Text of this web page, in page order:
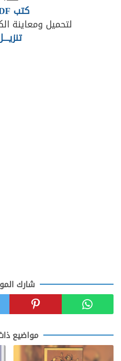
كتب PDF
لتحميل ومعاينة
شارك
مواضيع